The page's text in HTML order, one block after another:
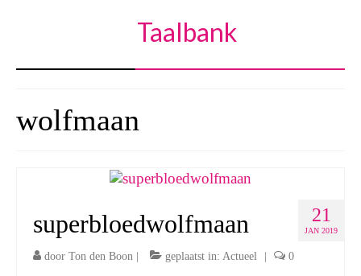
Taalbank
wolfmaan
21
JAN 2019
superbloedwolfmaan
door Ton den Boon | geplaatst in: Actueel | 0